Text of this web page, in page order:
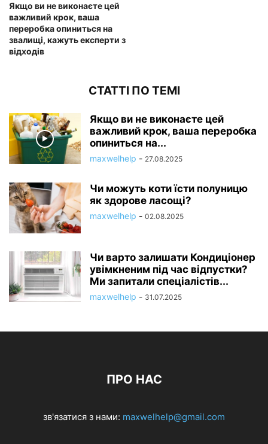
Якщо ви не виконаєте цей
важливий крок, ваша
переробка опиниться на
звалищі, кажуть експерти з
відходів
СТАТТІ ПО ТЕМІ
Якщо ви не виконаєте цей
важливий крок, ваша переробка
опиниться на...
maxwelhelp - 27.08.2025
Чи можуть коти їсти полуницю
як здорове ласощі?
maxwelhelp - 02.08.2025
Чи варто залишати Кондиціонер
увімкненим під час відпустки?
Ми запитали спеціалістів...
maxwelhelp - 31.07.2025
ПРО НАС
зв'язатися з нами: maxwelhelp@gmail.com